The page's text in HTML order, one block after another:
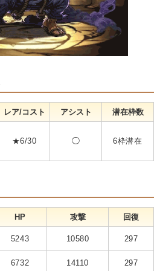
レア/コスト アシスト 潜在枠数
★6/30 ◯ 6枠潜在
HP 攻撃 回復
5243 10580 297
6732 14110 297